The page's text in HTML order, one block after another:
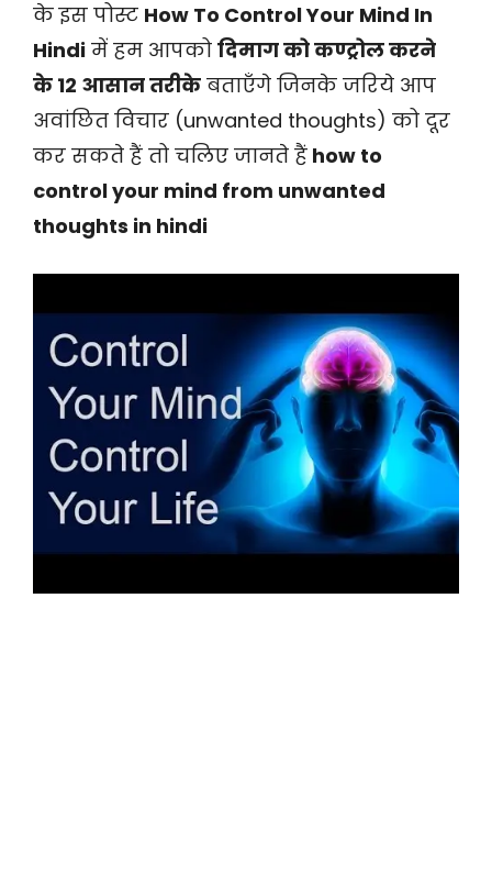
के इस पोस्ट How To Control Your Mind In
Hindi में हम आपको दिमाग को कण्ट्रोल करने
के 12 आसान तरीके बताएँगे जिनके जरिये आप
अवांछित विचार (unwanted thoughts) को दूर
कर सकते हैं तो चलिए जानते हैं how to
control your mind from unwanted
thoughts in hindi